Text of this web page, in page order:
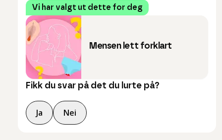
Vi har valgt ut dette for deg
Mensen lett forklart
Fikk du svar på det du lurte på?
Ja Nei